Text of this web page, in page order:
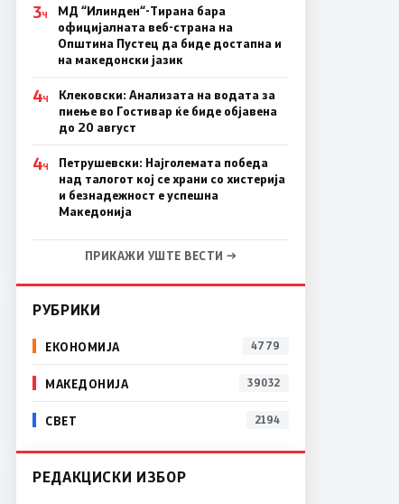
3Ч
МД “Илинден“-Тирана бара
официјалната веб-страна на
Општина Пустец да биде достапна и
на македонски јазик
4Ч
Клековски: Анализата на водата за
пиење во Гостивар ќе биде објавена
до 20 август
4Ч
Петрушевски: Најголемата победа
над талогот кој се храни со хистерија
и безнадежност е успешна
Македонија
ПРИКАЖИ УШТЕ ВЕСТИ →
РУБРИКИ
ЕКОНОМИЈА 4779
МАКЕДОНИЈА 39032
СВЕТ 2194
РЕДАКЦИСКИ ИЗБОР